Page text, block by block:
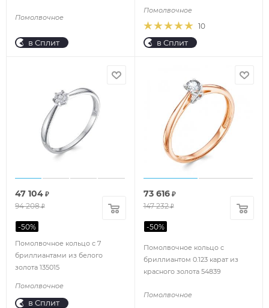
Помолвочное
в Сплит
10
Помолвочное
в Сплит
Помолвочное кольцо с 7
бриллиантами из белого
золота 135015
Помолвочное
47 104 ₽
94 208₽
-50%
в Сплит
Помолвочное кольцо с
бриллиантом 0.123 карат из
красного золота 54839
Помолвочное
73 616₽
147 232₽
-50%